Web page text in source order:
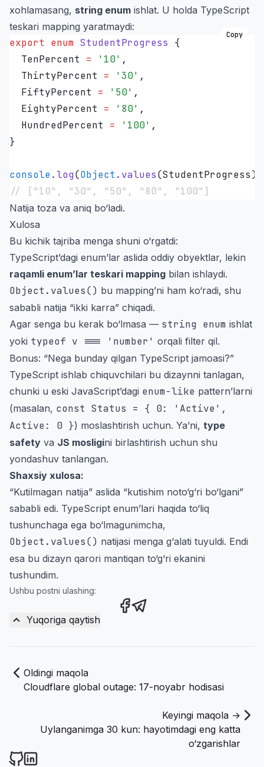
xohlamasang, string enum ishlat. U holda TypeScript
teskari mapping yaratmaydi:
export enum StudentProgress {
  TenPercent
= ' 10' ,
  ThirtyPercent
= '30' ,
  FiftyPercent
= ' 50' ,
  EightyPercent
= ' 80' ,
  HundredPercent
= ' 100' ,
}
console.log(Object . values
// ["10", "30", "50", "80", "100"]
Copy
Natija toza va aniq bo‘ladi.
Xulosa
Bu kichik tajriba menga shuni o‘rgatdi:
TypeScript’dagi enum’lar aslida oddiy obyektlar, lekin
raqamli enum’lar teskari mapping bilan ishlaydi.
Object.values() bu mapping’ni ham ko‘radi, shu
sababli natija “ikki karra” chiqadi.
Agar senga bu kerak bo‘lmasa — string enum ishlat
yoki typeof v === 'number' orqali filter qil.
Bonus: “Nega bunday qilgan TypeScript jamoasi?”
TypeScript ishlab chiquvchilari bu dizaynni tanlagan,
chunki u eski JavaScript’dagi enum-like pattern’larni
(masalan, const Status = { 0: 'Active',
Active: 0 }) moslashtirish uchun. Ya’ni, type
safety va JS mosligini birlashtirish uchun shu
yondashuv tanlangan.
Shaxsiy xulosa:
“Kutilmagan natija” aslida “kutishim noto‘g‘ri bo‘lgani”
sababli edi. TypeScript enum’lari haqida to‘liq
tushunchaga ega bo‘lmagunimcha,
Object.values() natijasi menga g‘alati tuyuldi. Endi
esa bu dizayn qarori mantiqan to‘g‘ri ekanini
tushundim.
Ushbu postni ulashing:
Share this post on Facebook
Share this post via
Yuqoriga qaytish
Oldingi maqola
Cloudflare global outage: 17-noyabr hodisasi
Keyingi maqola →
Uylanganimga 30 kun: hayotimdagi eng katta
o‘zgarishlar
Narzullayev.uz on Github
Narzullayev.uz on LinkedIn